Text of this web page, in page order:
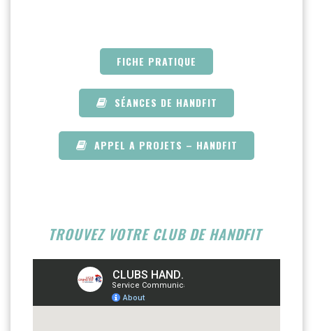
FICHE PRATIQUE
SÉANCES DE HANDFIT
APPEL A PROJETS – HANDFIT
TROUVEZ VOTRE CLUB DE HANDFIT